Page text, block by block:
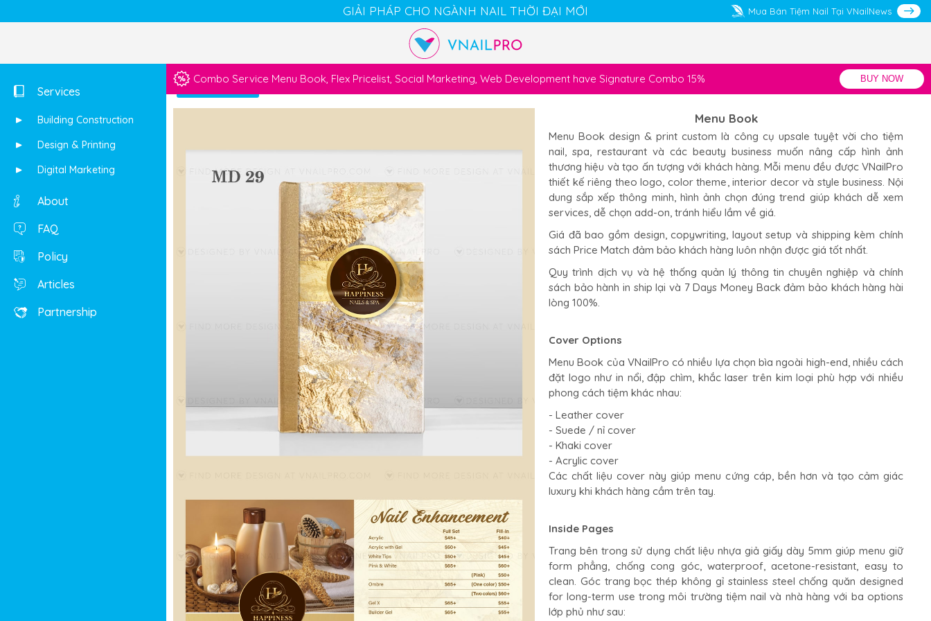
GIẢI PHÁP CHO NGÀNH NAIL THỜI ĐẠI MỚI Mua Bán Tiệm Nail Tại VNailNews
Shop Cart Chat Account
Services
Building Construction
Design & Printing
Digital Marketing
About
FAQ
Policy
Articles
Partnership
Combo Service Menu Book, Flex Pricelist, Social Marketing, Web Development have Signature Combo 15% BUY NOW
Menu Book
Menu Book design & print custom là công cụ upsale tuyệt vời cho tiệm
nail, spa, restaurant và các beauty business muốn nâng cấp hình ảnh
thương hiệu và tạo ấn tượng với khách hàng. Mỗi menu đều được VNailPro
thiết kế riêng theo logo, color theme, interior decor và style business. Nội
dung sắp xếp thông minh, hình ảnh chọn đúng trend giúp khách dễ xem
services, dễ chọn add-on, tránh hiểu lầm về giá.
Giá đã bao gồm design, copywriting, layout setup và shipping kèm chính
sách Price Match đảm bảo khách hàng luôn nhận được giá tốt nhất.
Quy trình dịch vụ và hệ thống quản lý thông tin chuyên nghiệp và chính
sách bảo hành in ship lại và 7 Days Money Back đảm bảo khách hàng hài
lòng 100%.
Cover Options
Menu Book của VNailPro có nhiều lựa chọn bìa ngoài high-end, nhiều cách
đặt logo như in nổi, đập chìm, khắc laser trên kim loại phù hợp với nhiều
phong cách tiệm khác nhau:
- Leather cover
- Suede / nỉ cover
- Khaki cover
- Acrylic cover
Các chất liệu cover này giúp menu cứng cáp, bền hơn và tạo cảm giác
luxury khi khách hàng cầm trên tay.
Inside Pages
Trang bên trong sử dụng chất liệu nhựa giả giấy dày 5mm giúp menu giữ
form phẳng, chống cong góc, waterproof, acetone-resistant, easy to
clean. Góc trang bọc thép không gỉ stainless steel chống quăn designed
for long-term use trong môi trường tiệm nail và nhà hàng với ba options
lớp phủ như sau: